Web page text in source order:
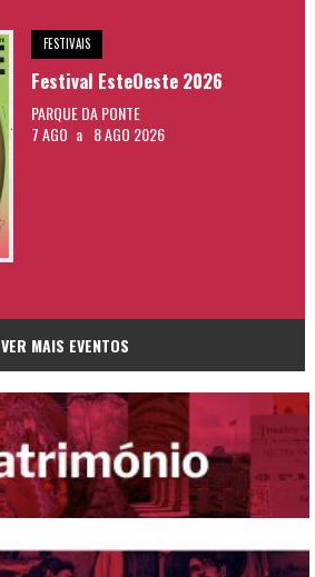
FESTIVAIS
Festival EsteOeste 2026
PARQUE DA PONTE
7 AGO a 8 AGO 2026
VER MAIS EVENTOS